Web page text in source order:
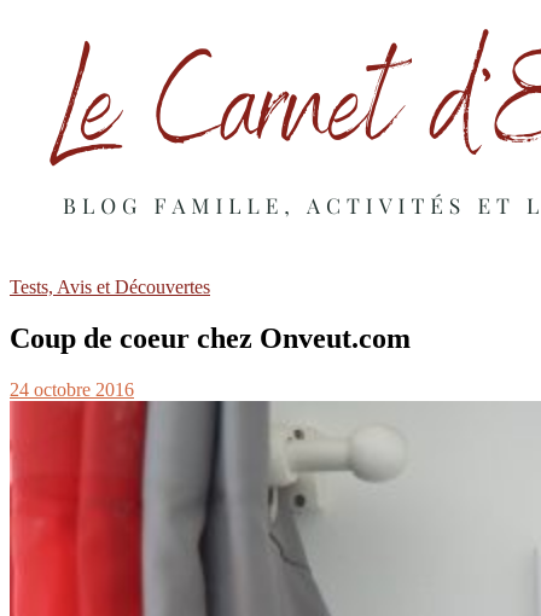
Tests, Avis et Découvertes
Coup de coeur chez Onveut.com
24 octobre 2016